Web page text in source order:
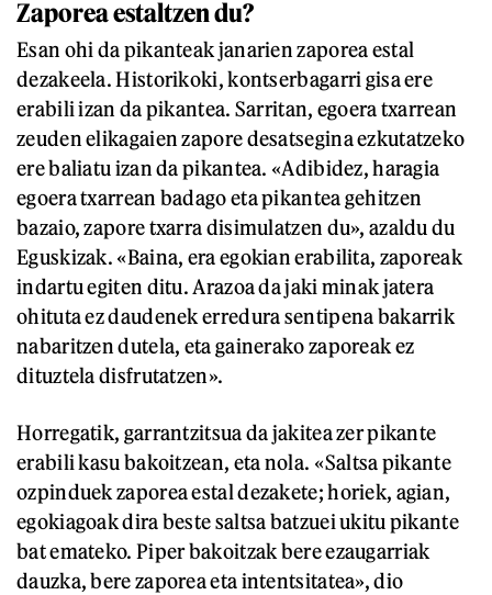
Zaporea estaltzen du?
Esan ohi da pikanteak janarien zaporea estal
dezakeela. Historikoki, kontserbagarri gisa ere
erabili izan da pikantea. Sarritan, egoera txarrean
zeuden elikagaien zapore desatsegina ezkutatzeko
ere baliatu izan da pikantea. «Adibidez, haragia
egoera txarrean badago eta pikantea gehitzen
bazaio, zapore txarra disimulatzen du», azaldu du
Eguskizak. «Baina, era egokian erabilita, zaporeak
indartu egiten ditu. Arazoa da jaki minak jatera
ohituta ez daudenek erredura sentipena bakarrik
nabaritzen dutela, eta gainerako zaporeak ez
dituztela disfrutatzen».
Horregatik, garrantzitsua da jakitea zer pikante
erabili kasu bakoitzean, eta nola. «Saltsa pikante
ozpinduek zaporea estal dezakete; horiek, agian,
egokiagoak dira beste saltsa batzuei ukitu pikante
bat emateko. Piper bakoitzak bere ezaugarriak
dauzka, bere zaporea eta intentsitatea», dio